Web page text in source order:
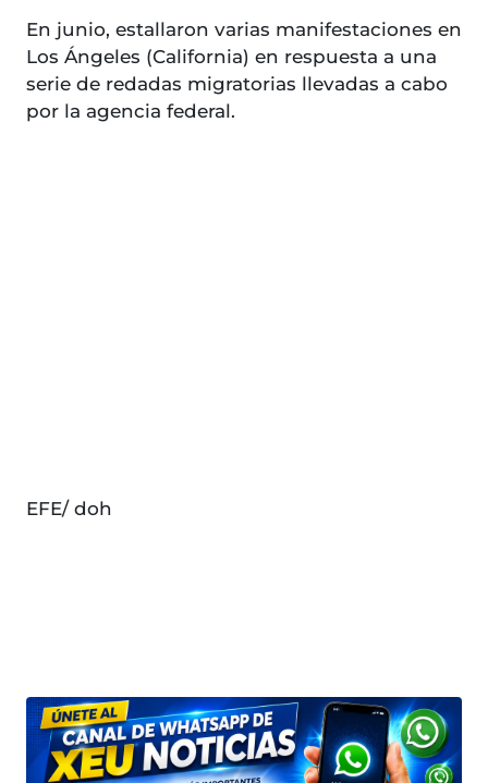
En junio, estallaron varias manifestaciones en
Los Ángeles (California) en respuesta a una
serie de redadas migratorias llevadas a cabo
por la agencia federal.
EFE/ doh